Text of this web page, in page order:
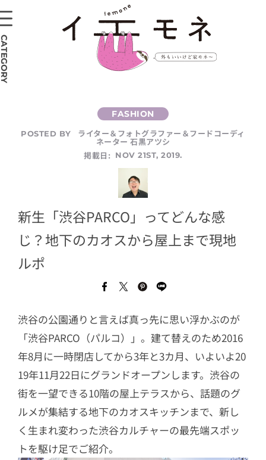
POSTED BY ライター＆フォトグラファー＆フードコーディ
ネーター 石黒アツシ
掲載日:
NOV 21ST, 2019.
新生「渋谷PARCO」ってどんな感
じ？地下のカオスから屋上まで現地
ルポ
渋谷の公園通りと言えば真っ先に思い浮かぶのが
「渋谷PARCO（パルコ）」。建て替えのため2016
年8月に一時閉店してから3年と3カ月、いよいよ20
19年11月22日にグランドオープンします。渋谷の
街を一望できる10階の屋上テラスから、話題のグ
ルメが集結する地下のカオスキッチンまで、新し
く生まれ変わった渋谷カルチャーの最先端スポッ
トを駆け足でご紹介。